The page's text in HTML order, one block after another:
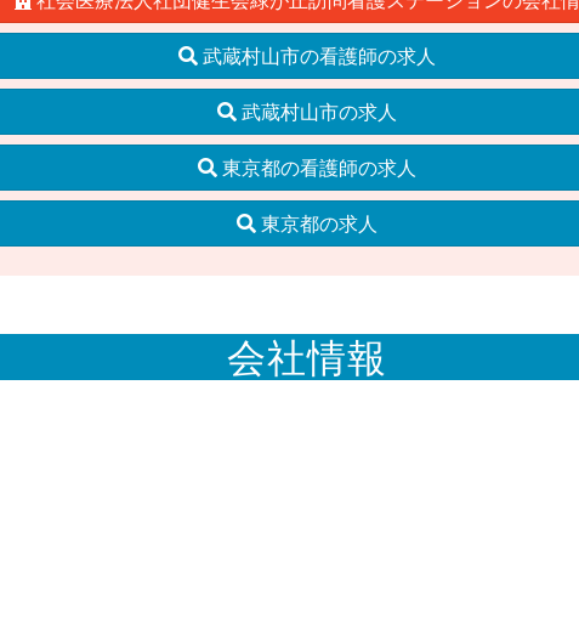
武蔵村山市の看護師の求人
武蔵村山市の求人
東京都の看護師の求人
東京都の求人
会社情報